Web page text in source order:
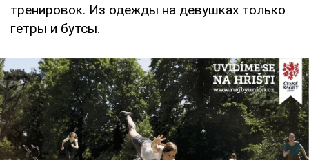
тренировок. Из одежды на девушках только
гетры и бутсы.